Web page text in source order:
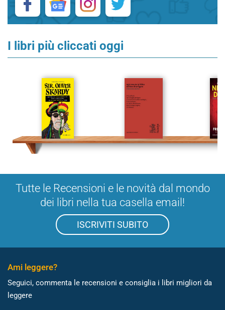
I libri più cliccati oggi
Tutte le Recensioni e le novità dal mondo
dei libri nella tua casella email!
ISCRIVITI SUBITO
Ami leggere?
Seguici, commenta le recensioni e consiglia i libri migliori da
leggere